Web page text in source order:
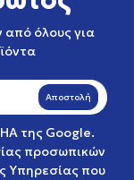
όλους για
Αποστολή
της Google.
προσωπικών
Υπηρεσίας που